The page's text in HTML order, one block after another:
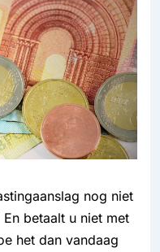
nog niet
betaalt u niet met
het dan vandaag